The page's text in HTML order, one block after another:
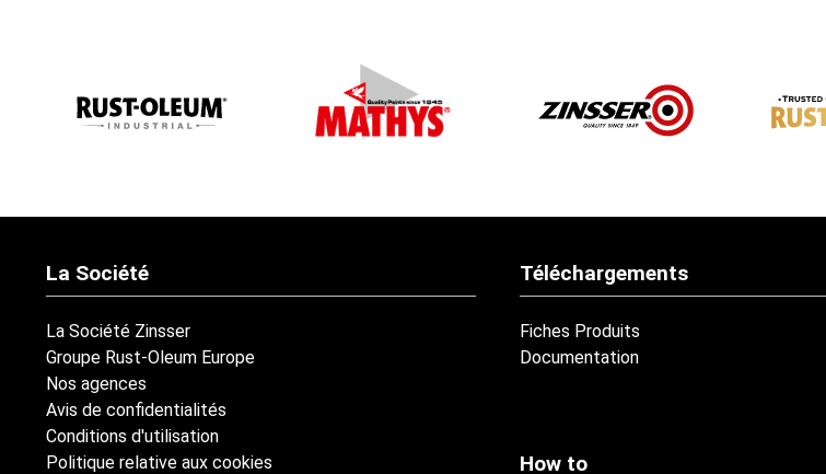
La Société
La Société Zinsser
Groupe Rust-Oleum Europe
Nos agences
Avis de confidentialités
Conditions d'utilisation
Politique relative aux cookies
Téléchargements
Fiches Produits
Documentation
How to